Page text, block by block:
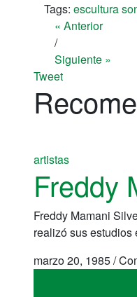
Tags: escultura
« Anterior
/
Siguiente »
Tweet
artistas
Freddy
Freddy Mamani
realizó sus
marzo 20, 1985/